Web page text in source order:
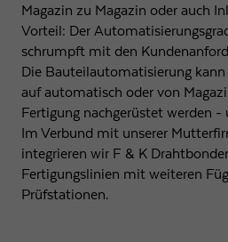
Magazin zu Magazin oder auch
Vorteil: Der
schrumpft mit den
Die Bauteilautomatisierung
auf automatisch oder von
Fertigung nachgerüstet werden -
Im Verbund mit unserer
integrieren wir F & K
Fertigungslinien mit weiteren
Prüfstationen.
Laufzeit 1 Jahr
Speichert den
für Cookies auf der
Zweck
um statistische
Website nutzt, zu
Anbieter
Laufzeit 1 Tag